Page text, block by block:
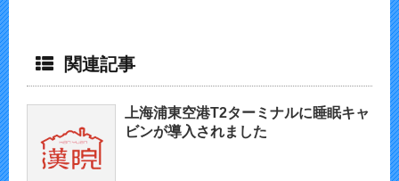
関連記事
上海浦東空港T2ターミナルに睡眠キャ
ビンが導入されました